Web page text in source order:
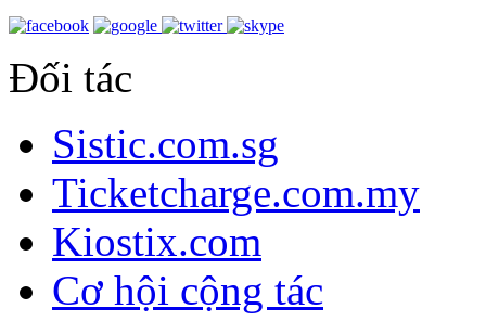
Đối tác
Sistic.com.sg
Ticketcharge.com.my
Kiostix.com
Cơ hội cộng tác